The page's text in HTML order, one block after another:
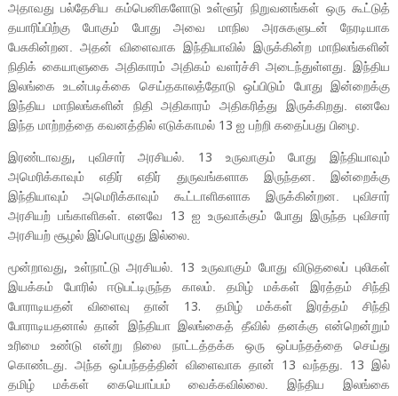
அதாவது பல்தேசிய கம்பெனிகளோடு உள்ளூர் நிறுவனங்கள் ஒரு கூட்டுத்
தயாரிப்பிற்கு போகும் போது அவை மாநில அரசுகளுடன் நேரடியாக
பேசுகின்றன. அதன் விளைவாக இந்தியாவில் இருக்கின்ற மாநிலங்களின்
நிதிக் கையாளுகை அதிகாரம் அதிகம் வளர்ச்சி அடைந்துள்ளது. இந்திய
இலங்கை உடன்படிக்கை செய்தகாலத்தோடு ஒப்பிடும் போது இன்றைக்கு
இந்திய மாநிலங்களின் நிதி அதிகாரம் அதிகரித்து இருக்கிறது. எனவே
இந்த மாற்றத்தை கவனத்தில் எடுக்காமல் 13 ஐ பற்றி கதைப்பது பிழை.
இரண்டாவது, புவிசார் அரசியல். 13 உருவாகும் போது இந்தியாவும்
அமெரிக்காவும் எதிர் எதிர் துருவங்களாக இருந்தன. இன்றைக்கு
இந்தியாவும் அமெரிக்காவும் கூட்டாளிகளாக இருக்கின்றன. புவிசார்
அரசியற் பங்காளிகள். எனவே 13 ஐ உருவாக்கும் போது இருந்த புவிசார்
அரசியற் சூழல் இப்பொழுது இல்லை.
மூன்றாவது, உள்நாட்டு அரசியல். 13 உருவாகும் போது விடுதலைப் புலிகள்
இயக்கம் போரில் ஈடுபட்டிருந்த காலம். தமிழ் மக்கள் இரத்தம் சிந்தி
போராடியதன் விளைவு தான் 13. தமிழ் மக்கள் இரத்தம் சிந்தி
போராடியதனால் தான் இந்தியா இலங்கைத் தீவில் தனக்கு என்றென்றும்
உரிமை உண்டு என்று நிலை நாட்டத்தக்க ஒரு ஒப்பந்தத்தை செய்து
கொண்டது. அந்த ஒப்பந்தத்தின் விளைவாக தான் 13 வந்தது. 13 இல்
தமிழ் மக்கள் கையொப்பம் வைக்கவில்லை. இந்திய இலங்கை